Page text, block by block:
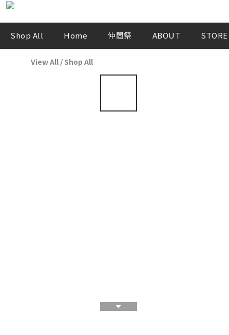
Shop All Home 仲間祭 ABOUT STORE
View All / Shop All